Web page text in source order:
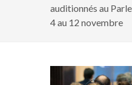
auditionnés au
4 au 12 novembre